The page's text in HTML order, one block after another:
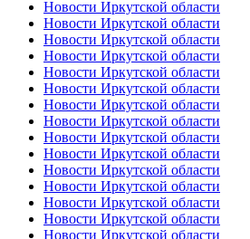
Новости Иркутской области
Новости Иркутской области
Новости Иркутской области
Новости Иркутской области
Новости Иркутской области
Новости Иркутской области
Новости Иркутской области
Новости Иркутской области
Новости Иркутской области
Новости Иркутской области
Новости Иркутской области
Новости Иркутской области
Новости Иркутской области
Новости Иркутской области
Новости Иркутской области